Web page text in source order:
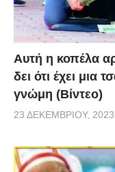
Αυτή η κοπέλα
δει ότι έχει μια
γνώμη (Βίντεο)
23 ΔΕΚΕΜΒΡΊΟΥ, 2023